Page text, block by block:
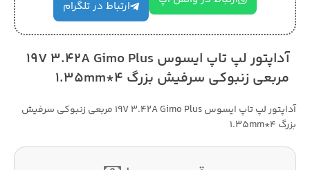
ارتباط در تلگرام
آداپتور لپ تاپ ایسوس 19V 3.42A Gimo Plus
مربعی زنبوکی سرفیش بزرگ 4*1.35mm
آداپتور لپ تاپ ایسوس 19V 3.42A Gimo Plus مربعی زنبوکی سرفیش
بزرگ 4*1.35mm